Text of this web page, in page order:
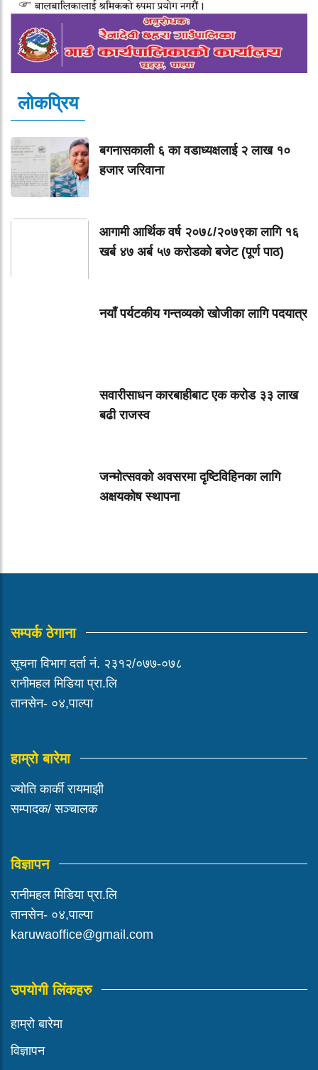
लोकप्रिय
बगनासकाली ६ का वडाध्यक्षलाई २ लाख १०
हजार जरिवाना
आगामी आर्थिक वर्ष २०७८/२०७९का लागि १६
खर्ब ४७ अर्ब ५७ करोडको बजेट (पूर्ण पाठ)
नयाँ पर्यटकीय गन्तव्यको खोजीका लागि पदयात्र
सवारीसाधन कारबाहीबाट एक करोड ३३ लाख
बढी राजस्व
जन्मोत्सवको अवसरमा दृष्टिविहिनका लागि
अक्षयकोष स्थापना
सम्पर्क ठेगाना
सूचना विभाग दर्ता नं. २३१२/०७७-०७८
रानीमहल मिडिया प्रा.लि
तानसेन- ०४,पाल्पा
हाम्रो बारेमा
ज्योति कार्की रायमाझी
सम्पादक/ सञ्चालक
विज्ञापन
रानीमहल मिडिया प्रा.लि
तानसेन- ०४,पाल्पा
karuwaoffice@gmail.com
उपयोगी लिंकहरु
हाम्रो बारेमा
विज्ञापन